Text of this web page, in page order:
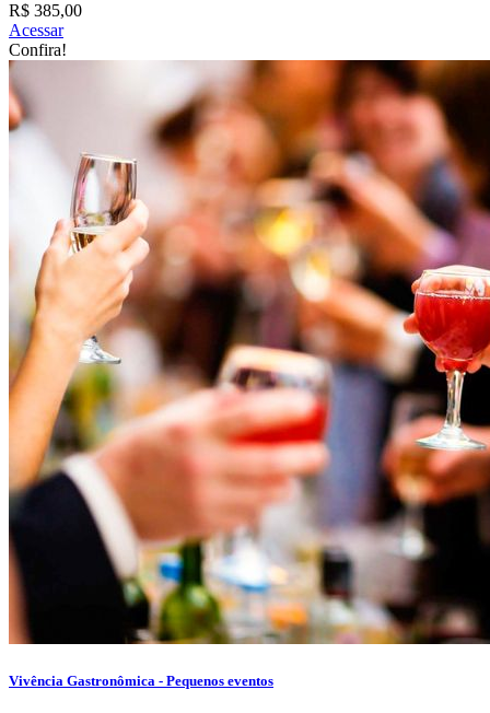
R$ 385,00
Acessar
Confira!
Vivência Gastronômica - Pequenos eventos